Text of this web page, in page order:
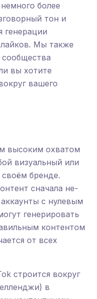
более
тон и
генерации
Мы также
вы хотите
вашего
высоким охватом
визуальный или
бренде.
сначала не-
с нулевым
генерировать
контентом
от всех
строится вокруг
в